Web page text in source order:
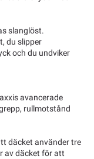
slanglöst.
du slipper
och du undviker
avancerade
rullmotstånd
däcket använder tre
av däcket för att